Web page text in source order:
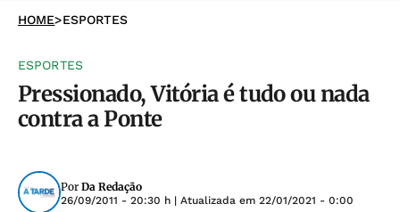
HOME>ESPORTES
ESPORTES
Pressionado, Vitória é tudo ou nada
contra a Ponte
Por Da Redação
26/09/2011 - 20:30 h | Atualizada em 22/01/2021 - 0:00